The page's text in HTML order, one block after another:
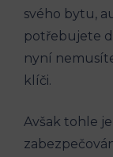
svého bytu,
potřebujete
nyní
klíči.
Avšak tohle